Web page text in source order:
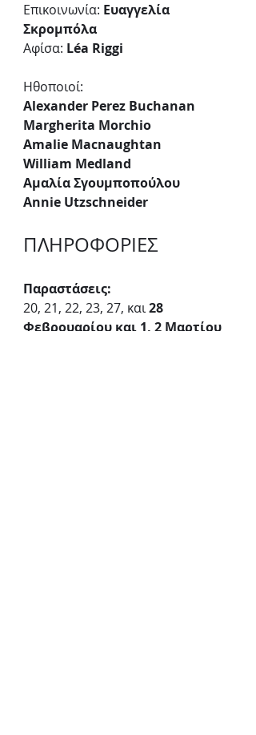
Επικοινωνία: Ευαγγελία
Σκρομπόλα
Αφίσα: Léa Riggi
Ηθοποιοί:
Alexander Perez Buchanan
Margherita Morchio
Amalie Macnaughtan
William Medland
Αμαλία Σγουμποπούλου
Annie Utzschneider
ΠΛΗΡΟΦΟΡΙΕΣ
Παραστάσεις:
20, 21, 22, 23, 27, και 28
Φεβρουαρίου και 1, 2 Μαρτίου